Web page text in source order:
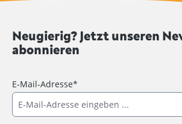
Neugierig? Jetzt unseren
abonnieren
E-Mail-Adresse*